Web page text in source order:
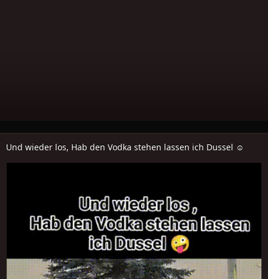
Und wieder los, Hab den Vodka stehen lassen ich Dussel ☺